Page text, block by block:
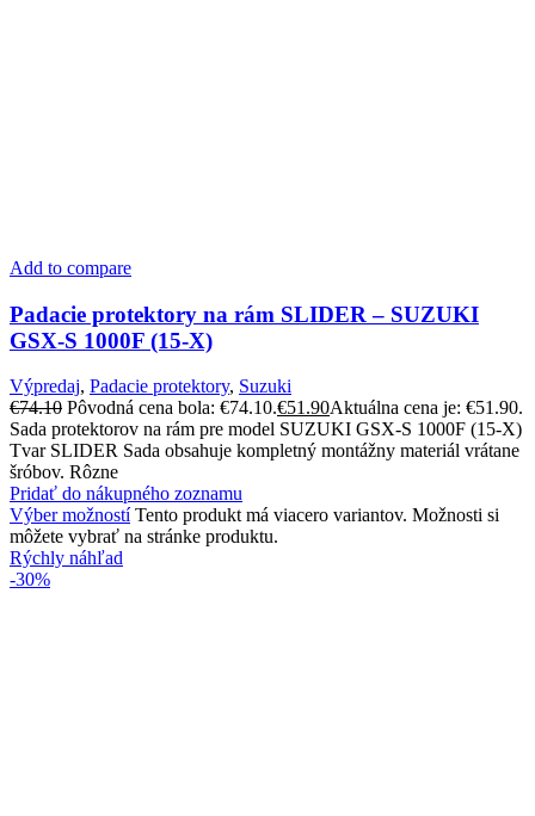
Add to compare
Padacie protektory na rám SLIDER – SUZUKI
GSX-S 1000F (15-X)
Výpredaj, Padacie protektory, Suzuki
€74.10 Pôvodná cena bola: €74.10.€51.90Aktuálna cena je: €51.90.
Sada protektorov na rám pre model SUZUKI GSX-S 1000F (15-X)
Tvar SLIDER Sada obsahuje kompletný montážny materiál vrátane
šróbov. Rôzne
Pridať do nákupného zoznamu
Výber možností Tento produkt má viacero variantov. Možnosti si
môžete vybrať na stránke produktu.
Rýchly náhľad
-30%